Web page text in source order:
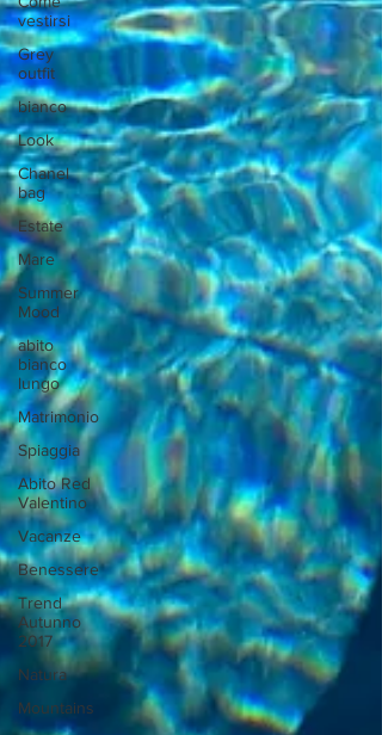
vestirsi
Grey
outfit
bianco
Look
Chanel
bag
Estate
Mare
Summer
Mood
abito
bianco
lungo
Matrimonio
Spiaggia
Abito Red
Valentino
Vacanze
Benessere
Trend
Autunno
2017
Natura
Mountains